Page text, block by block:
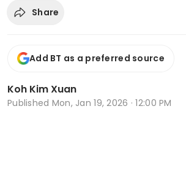
Share
Add BT as a preferred source
Koh Kim Xuan
Published Mon, Jan 19, 2026 · 12:00 PM